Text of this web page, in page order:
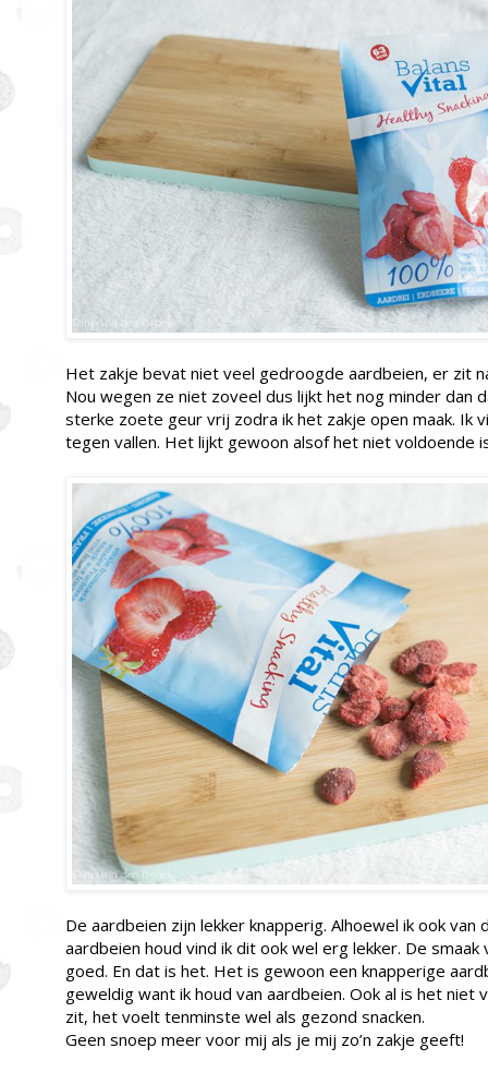
Het zakje bevat niet veel gedroogde aardbeien, er zit
Nou wegen ze niet zoveel dus lijkt het nog minder dan
sterke zoete geur vrij zodra ik het zakje open maak. Ik
tegen vallen. Het lijkt gewoon alsof het niet voldoende
De aardbeien zijn lekker knapperig. Alhoewel ik ook van
aardbeien houd vind ik dit ook wel erg lekker. De
goed. En dat is het. Het is gewoon een knapperige
geweldig want ik houd van aardbeien. Ook al is het niet
zit, het voelt tenminste wel als gezond snacken.
Geen snoep meer voor mij als je mij zo’n zakje geeft!